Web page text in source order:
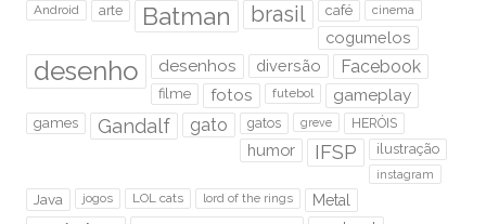
Android arte Batman brasil café cinema
cogumelos
desenho desenhos diversão Facebook
filme fotos futebol gameplay
games Gandalf gato gatos greve HERÓIS
humor IFSP ilustração
instagram
Java jogos LOL cats lord of the rings Metal